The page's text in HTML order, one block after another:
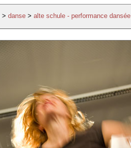
> danse > alte schule - performance dansée